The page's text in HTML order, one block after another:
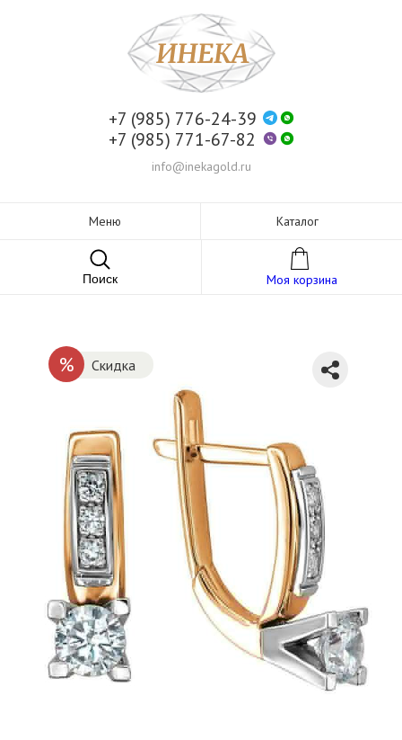
+7 (985) 776-24-39
+7 (985) 771-67-82
info@inekagold.ru
Меню Каталог
Поиск Моя корзина
% Скидка